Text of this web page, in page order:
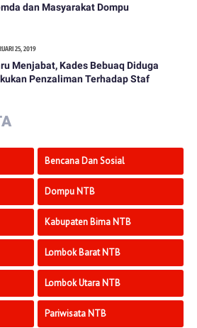
dan Masyarakat Dompu
25, 2019
Menjabat, Kades Bebuaq Diduga
Penzaliman Terhadap Staf
Bencana Dan Sosial
Dompu NTB
Kabupaten Bima NTB
Lombok Barat NTB
Lombok Utara NTB
Pariwisata NTB